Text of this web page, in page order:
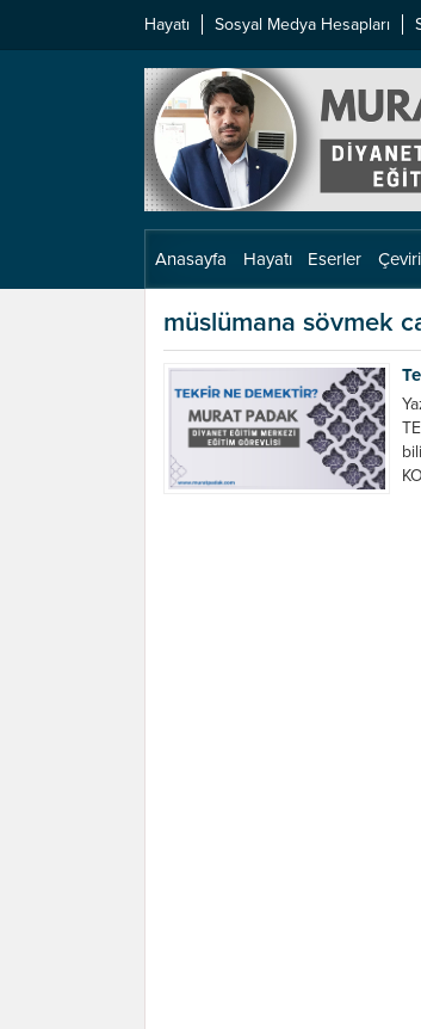
Hayatı Sosyal Medya Hesapları
Anasayfa Hayatı Eserler
müslümana sövmek